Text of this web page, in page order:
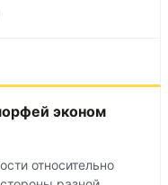
эконом
относительно